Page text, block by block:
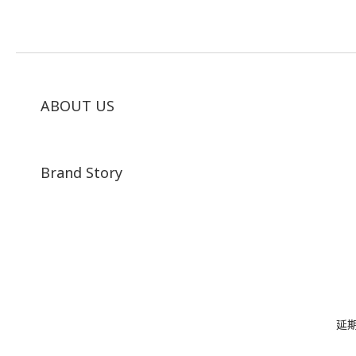
ABOUT US
Brand Story
延